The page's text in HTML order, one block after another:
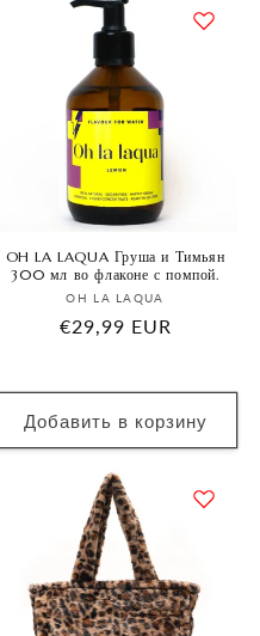
OH LA LAQUA Груша и Тимьян
300 мл во флаконе с помпой.
Продавец:
OH LA LAQUA
Обычная
€29,99 EUR
Добавить в корзину